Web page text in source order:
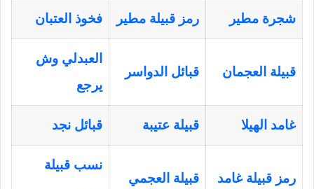
شجرة مطير رمز قبيلة مطير فخوذ العتبان
قبيلة العجمان قبائل الدواسر
العبدلي وش
يرجع
غامد الهيلا قبيلة عتيبة قبائل نجد
رمز قبيلة غامد قبيلة العجمي
نسب قبيلة